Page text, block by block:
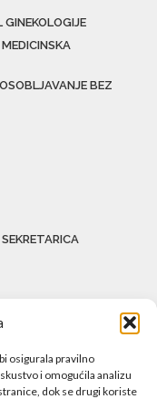
osigurala pravilno
i omogućila analizu
dok se drugi koriste
BEZ